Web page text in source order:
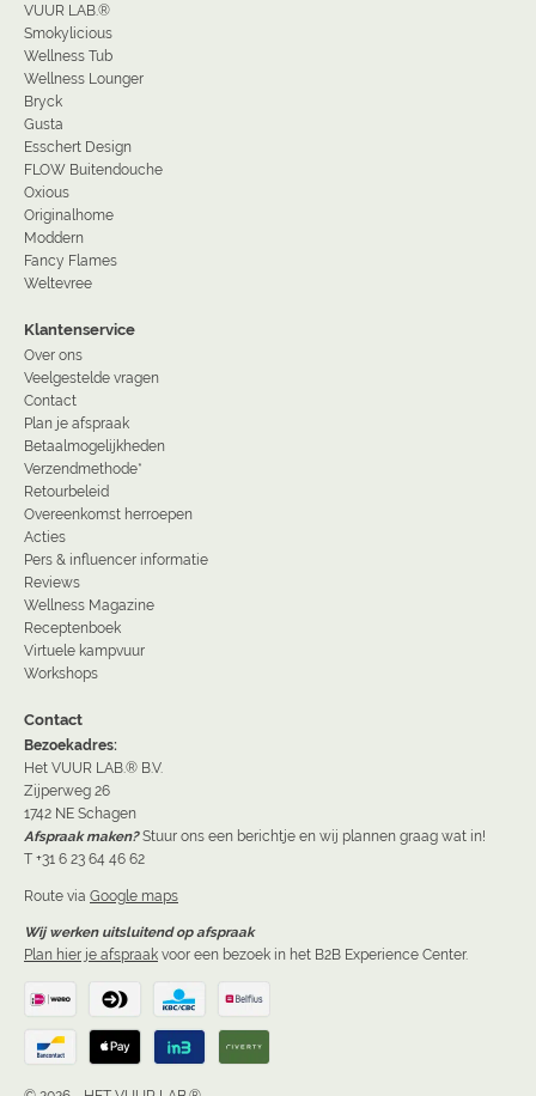
VUUR LAB.®
Smokylicious
Wellness Tub
Wellness Lounger
Bryck
Gusta
Esschert Design
FLOW Buitendouche
Oxious
Originalhome
Moddern
Fancy Flames
Weltevree
Klantenservice
Over ons
Veelgestelde vragen
Contact
Plan je afspraak
Betaalmogelijkheden
Verzendmethode*
Retourbeleid
Overeenkomst herroepen
Acties
Pers & influencer informatie
Reviews
Wellness Magazine
Receptenboek
Virtuele kampvuur
Workshops
Contact
Bezoekadres:
Het VUUR LAB.® B.V.
Zijperweg 26
1742 NE Schagen
Afspraak maken? Stuur ons een berichtje en wij plannen graag wat in!
T +31 6 23 64 46 62
Route via Google maps
Wij werken uitsluitend op afspraak
Plan hier je afspraak voor een bezoek in het B2B Experience Center.